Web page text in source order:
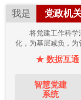
我是 党政机
将党建工作科学
化，为基层减负，为
★ 数据互通
智慧党建
系统